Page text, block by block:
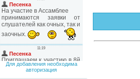
Для добавления необходима
авторизация